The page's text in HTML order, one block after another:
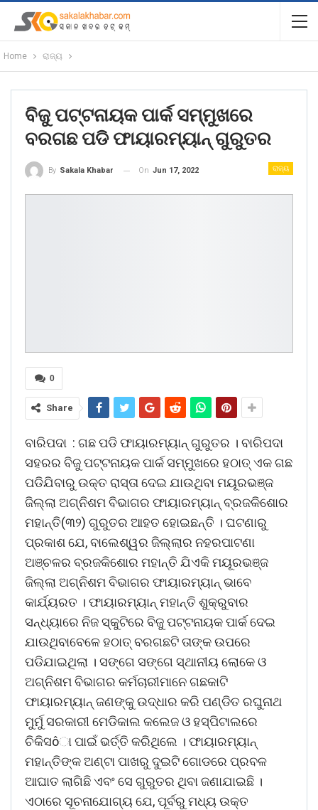
Home ରାଜ୍ୟ
ବିଜୁ ପଟ୍ଟନାୟକ ପାର୍କ ସମ୍ମୁଖରେ
ବରଗଛ ପଡି ଫାୟାରମ୍ୟାନ୍ ଗୁରୁତର
ରାଜ୍ୟ
By Sakala Khabar On Jun 17, 2022
0
Share
ବାରିପଦା : ଗଛ ପଡି ଫାୟାରମ୍ୟାନ୍ ଗୁରୁତର । ବାରିପଦା
ସହରର ବିଜୁ ପଟ୍ଟନାୟକ ପାର୍କ ସମ୍ମୁଖରେ ହଠାତ୍ ଏକ ଗଛ
ପଡିଯିବାରୁ ଉକ୍ତ ରାସ୍ତା ଦେଇ ଯାଉଥିବା ମୟୂରଭଞ୍ଜ
ଜିଲ୍ଲା ଅଗ୍ନିଶମ ବିଭାଗର ଫାୟାରମ୍ୟାନ୍ ବ୍ରଜକିଶୋର
ମହାନ୍ତି(୩୨) ଗୁରୁତର ଆହତ ହୋଇଛନ୍ତି । ଘଟଣାରୁ
ପ୍ରକାଶ ଯେ, ବାଲେଶ୍ୱର ଜିଲ୍ଲାର ନହରପାଟଣା
ଅଞ୍ଚଳର ବ୍ରଜକିଶୋର ମହାନ୍ତି ଯିଏକି ମୟୂରଭଞ୍ଜ
ଜିଲ୍ଲା ଅଗ୍ନିଶମ ବିଭାଗର ଫାୟାରମ୍ୟାନ୍ ଭାବେ
କାର୍ଯ୍ୟରତ । ଫାୟାରମ୍ୟାନ୍ ମହାନ୍ତି ଶୁକ୍ରୁବାର
ସନ୍ଧ୍ୟାରେ ନିଜ ସ୍କୁଟିରେ ବିଜୁ ପଟ୍ଟନାୟକ ପାର୍କ ଦେଇ
ଯାଉଥିବାବେଳେ ହଠାତ୍ ବରଗଛଟି ତାଙ୍କ ଉପରେ
ପଡିଯାଇଥିଲା । ସଙ୍ଗେ ସଙ୍ଗେ ସ୍ଥାନୀୟ ଲୋକେ ଓ
ଅଗ୍ନିଶମ ବିଭାଗର କର୍ମଚାରୀମାନେ ଗଛକାଟି
ଫାୟାରମ୍ୟାନ୍ ଜଣଙ୍କୁ ଉଦ୍ଧାର କରି ପଣ୍ଡିତ ରଘୁନାଥ
ମୁର୍ମୁ ସରକାରୀ ମେଡିକାଲ କଲେଜ ଓ ହସ୍ପିଟାଲରେ
ଚିକିସôା ପାଇଁ ଭର୍ତ୍ତି କରିଥିଲେ । ଫାୟାରମ୍ୟାନ୍
ମହାନ୍ତିଙ୍କ ଅଣ୍ଟା ପାଖରୁ ଦୁଇଟି ଗୋଡରେ ପ୍ରବଳ
ଆଘାତ ଲାଗିଛି ଏବଂ ସେ ଗୁରୁତର ଥିବା ଜଣାଯାଇଛି ।
ଏଠାରେ ସୂଚନାଯୋଗ୍ୟ ଯେ, ପୂର୍ବରୁ ମଧ୍ୟ ଉକ୍ତ